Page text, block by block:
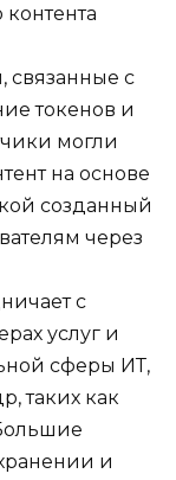
связанные с
токенов и
могли
на основе
созданный
через
с
услуг и
сферы ИТ,
таких как
и